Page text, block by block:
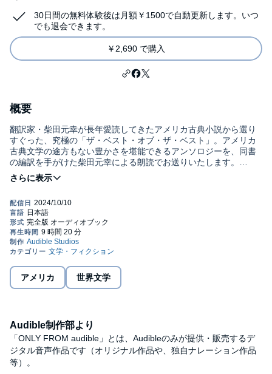
30日間の無料体験後は月額￥1500で自動更新します。いつ
でも退会できます。
￥2,690 で購入
概要
翻訳家・柴田元幸が長年愛読してきたアメリカ古典小説から選り
すぐった、究極の「ザ・ベスト・オブ・ザ・ベスト」。アメリカ
古典文学の途方もない豊かさを堪能できるアンソロジーを、同書
の編訳を手がけた柴田元幸による朗読でお送りいたします。
【収録作品】
エドガー・アラン・ポー「モルグ街の殺人」
ハーマン・メルヴィル「書写人バートルビー」
エミリー・ディキンソン「詩」
マーク・トウェイン「ジム・スマイリーと彼の跳び蛙」
ヘンリー・ジェイムズ「本物」
ジャック・ロンドン「火を熾す」
ケイト･ショパン「一時間の物語」（ボーナストラック）©2024
アメリカ 世界文学
Audible制作部より
「ONLY FROM audible」とは、Audibleのみが提供・販売するデ
ジタル音声作品です（オリジナル作品や、独自ナレーション作品
等）。